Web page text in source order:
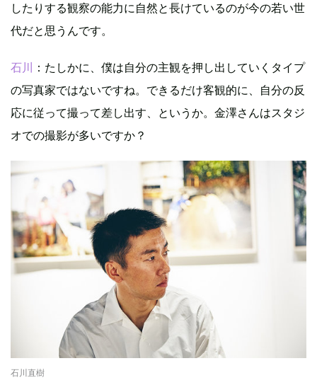
したりする観察の能力に自然と長けているのが今の若い世
代だと思うんです。
石川
：たしかに、僕は自分の主観を押し出していくタイプ
の写真家ではないですね。できるだけ客観的に、自分の反
応に従って撮って差し出す、というか。金澤さんはスタジ
オでの撮影が多いですか？
石川直樹